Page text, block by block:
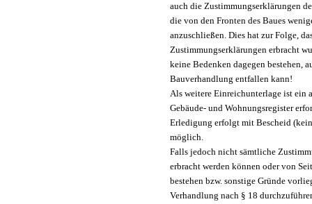
auch die Zustimmungserklärungen
die von den Fronten des Baues
anzuschließen. Dies hat zur Folge,
Zustimmungserklärungen erbracht
keine Bedenken dagegen bestehen,
Bauverhandlung entfallen kann!
Als weitere Einreichunterlage ist ein
Gebäude- und Wohnungsregister
Erledigung erfolgt mit Bescheid
möglich.
Falls jedoch nicht sämtliche
erbracht werden können oder von
bestehen bzw. sonstige Gründe
Verhandlung nach § 18